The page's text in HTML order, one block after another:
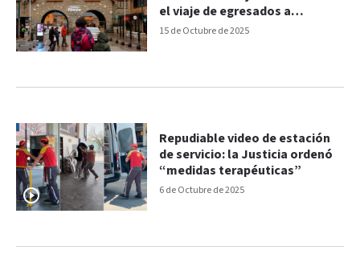
15 de Octubre de 2025
el viaje de egresados a
Bariloche
6 de Octubre de 2025
Repudiable video de estación
de servicio: la Justicia ordenó
“medidas terapéuticas”